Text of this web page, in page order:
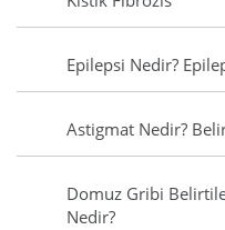
Epilepsi Nedir?
Astigmat Nedir?
Domuz Gribi
Nedir?